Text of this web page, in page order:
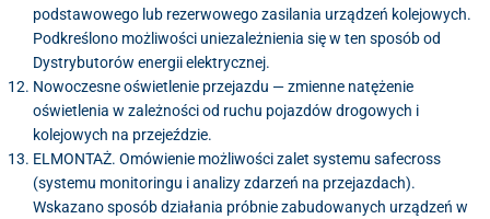
podstawowego lub rezerwowego zasilania urządzeń kolejowych.
Podkreślono możliwości uniezależnienia się w ten sposób od
Dystrybutorów energii elektrycznej.
Nowoczesne oświetlenie przejazdu — zmienne natężenie
oświetlenia w zależności od ruchu pojazdów drogowych i
kolejowych na przejeździe.
ELMONTAŻ. Omówienie możliwości zalet systemu safecross
(systemu monitoringu i analizy zdarzeń na przejazdach).
Wskazano sposób działania próbnie zabudowanych urządzeń w